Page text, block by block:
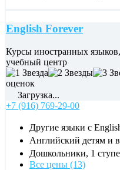
English Forever
Курсы иностранных
учебный центр
оценок
Загрузка...
+7 (916) 769-29-00
Другие языки с
Английский детям и
Дошкольники, 1
Все цены (13)